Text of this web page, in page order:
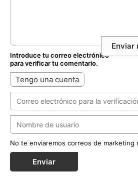
Enviar
Introduce tu correo electrónico
para verificar tu comentario.
Tengo una cuenta
No te enviaremos correos de marketing
Enviar